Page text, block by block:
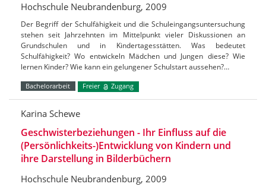
Hochschule Neubrandenburg, 2009
Der Begriff der Schulfähigkeit und die Schuleingangsuntersuchung
stehen seit Jahrzehnten im Mittelpunkt vieler Diskussionen an
Grundschulen und in Kindertagesstätten. Was bedeutet
Schulfähigkeit? Wo entwickeln Mädchen und Jungen diese? Wie
lernen Kinder? Wie kann ein gelungener Schulstart aussehen?…
Bachelorarbeit Freier Zugang
Karina Schewe
Geschwisterbeziehungen - Ihr Einfluss auf die
(Persönlichkeits-)Entwicklung von Kindern und
ihre Darstellung in Bilderbüchern
Hochschule Neubrandenburg, 2009